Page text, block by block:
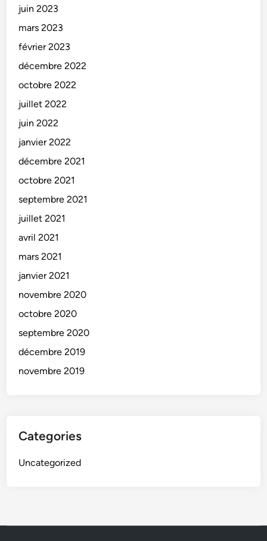
juin 2023
mars 2023
février 2023
décembre 2022
octobre 2022
juillet 2022
juin 2022
janvier 2022
décembre 2021
octobre 2021
septembre 2021
juillet 2021
avril 2021
mars 2021
janvier 2021
novembre 2020
octobre 2020
septembre 2020
décembre 2019
novembre 2019
Categories
Uncategorized